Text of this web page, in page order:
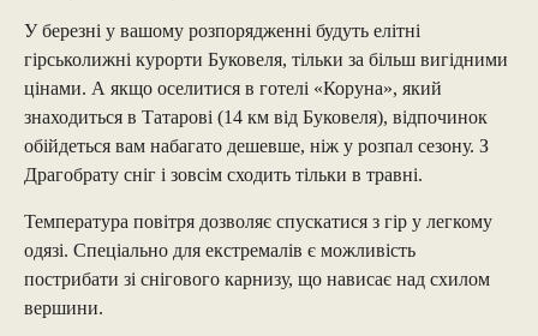
У березні у вашому розпорядженні будуть елітні
гірськолижні курорти Буковеля, тільки за більш вигідними
цінами. А якщо оселитися в готелі «Коруна», який
знаходиться в Татарові (14 км від Буковеля), відпочинок
обійдеться вам набагато дешевше, ніж у розпал сезону. З
Драгобрату сніг і зовсім сходить тільки в травні.
Температура повітря дозволяє спускатися з гір у легкому
одязі. Спеціально для екстремалів є можливість
пострибати зі снігового карнизу, що нависає над схилом
вершини.